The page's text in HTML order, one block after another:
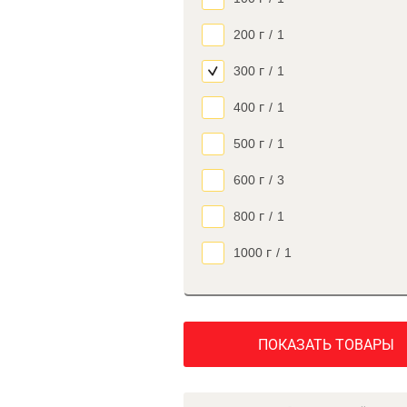
200 г / 1
300 г / 1
400 г / 1
500 г / 1
600 г / 3
800 г / 1
1000 г / 1
ПОКАЗАТЬ ТОВАРЫ